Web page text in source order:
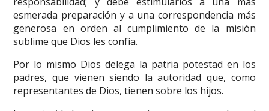
esmerada preparación y a una correspondencia más
generosa en orden al cumplimiento de la misión
sublime que Dios les confía.
Por lo mismo Dios delega la patria potestad en los
padres, que vienen siendo la autoridad que, como
representantes de Dios, tienen sobre los hijos.